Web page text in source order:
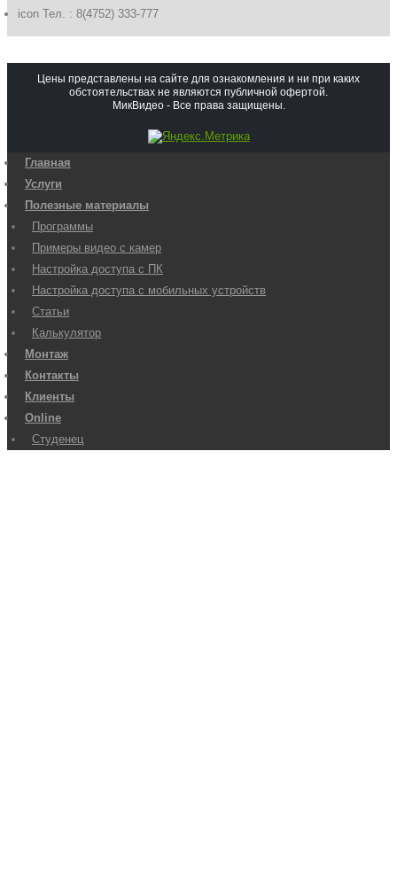
icon Тел. : 8(4752) 333-777
Цены представлены на сайте для ознакомления и ни при каких
обстоятельствах не являются публичной офертой.
МикВидео - Все права защищены.
Главная
Услуги
Полезные материалы
Программы
Примеры видео с камер
Настройка доступа с ПК
Настройка доступа с мобильных устройств
Статьи
Калькулятор
Монтаж
Контакты
Клиенты
Online
Студенец